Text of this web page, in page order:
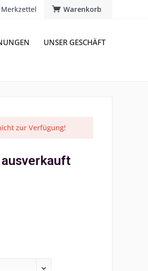
Warenkorb
Merkzettel
UNSER GESCHÄFT
zur Verfügung!